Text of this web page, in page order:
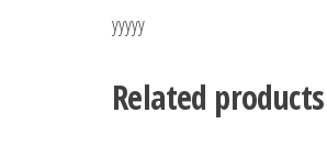
yyyyy
Related products